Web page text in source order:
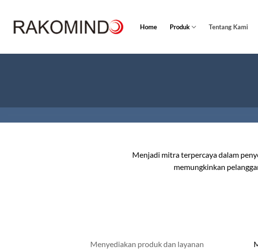
content
Home Produk Tentang Kami
Menjadi mitra terpercaya dalam
memungkinkan
Menyediakan produk dan layanan